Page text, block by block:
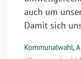
auch um
Damit sich
Kommunalwahl,